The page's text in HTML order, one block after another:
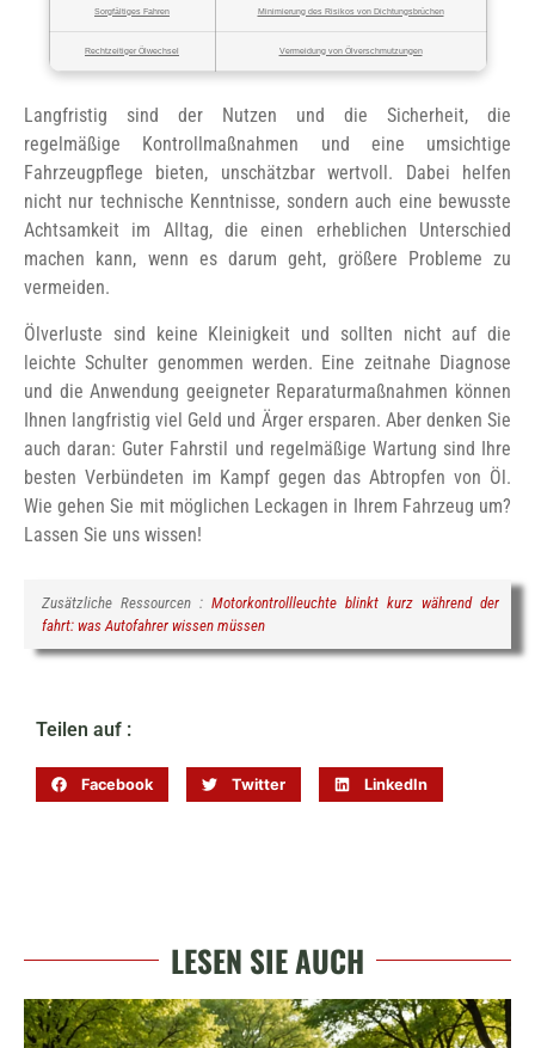
Sorgfältiges Fahren Minimierung des Risikos von Dichtungsbrüchen
Rechtzeitiger Ölwechsel Vermeidung von Ölverschmutzungen
Langfristig sind der Nutzen und die Sicherheit, die
regelmäßige Kontrollmaßnahmen und eine umsichtige
Fahrzeugpflege bieten, unschätzbar wertvoll. Dabei helfen
nicht nur technische Kenntnisse, sondern auch eine bewusste
Achtsamkeit im Alltag, die einen erheblichen Unterschied
machen kann, wenn es darum geht, größere Probleme zu
vermeiden.
Ölverluste sind keine Kleinigkeit und sollten nicht auf die
leichte Schulter genommen werden. Eine zeitnahe Diagnose
und die Anwendung geeigneter Reparaturmaßnahmen können
Ihnen langfristig viel Geld und Ärger ersparen. Aber denken Sie
auch daran: Guter Fahrstil und regelmäßige Wartung sind Ihre
besten Verbündeten im Kampf gegen das Abtropfen von Öl.
Wie gehen Sie mit möglichen Leckagen in Ihrem Fahrzeug um?
Lassen Sie uns wissen!
Zusätzliche Ressourcen : Motorkontrollleuchte blinkt kurz während der
fahrt: was Autofahrer wissen müssen
Teilen auf :
Facebook Twitter LinkedIn
LESEN SIE AUCH